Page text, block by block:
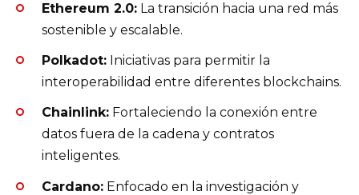
Ethereum 2.0: La transición hacia una red más
sostenible y escalable.
Polkadot: Iniciativas para permitir la
interoperabilidad entre diferentes blockchains.
Chainlink: Fortaleciendo la conexión entre
datos fuera de la cadena y contratos
inteligentes.
Cardano: Enfocado en la investigación y